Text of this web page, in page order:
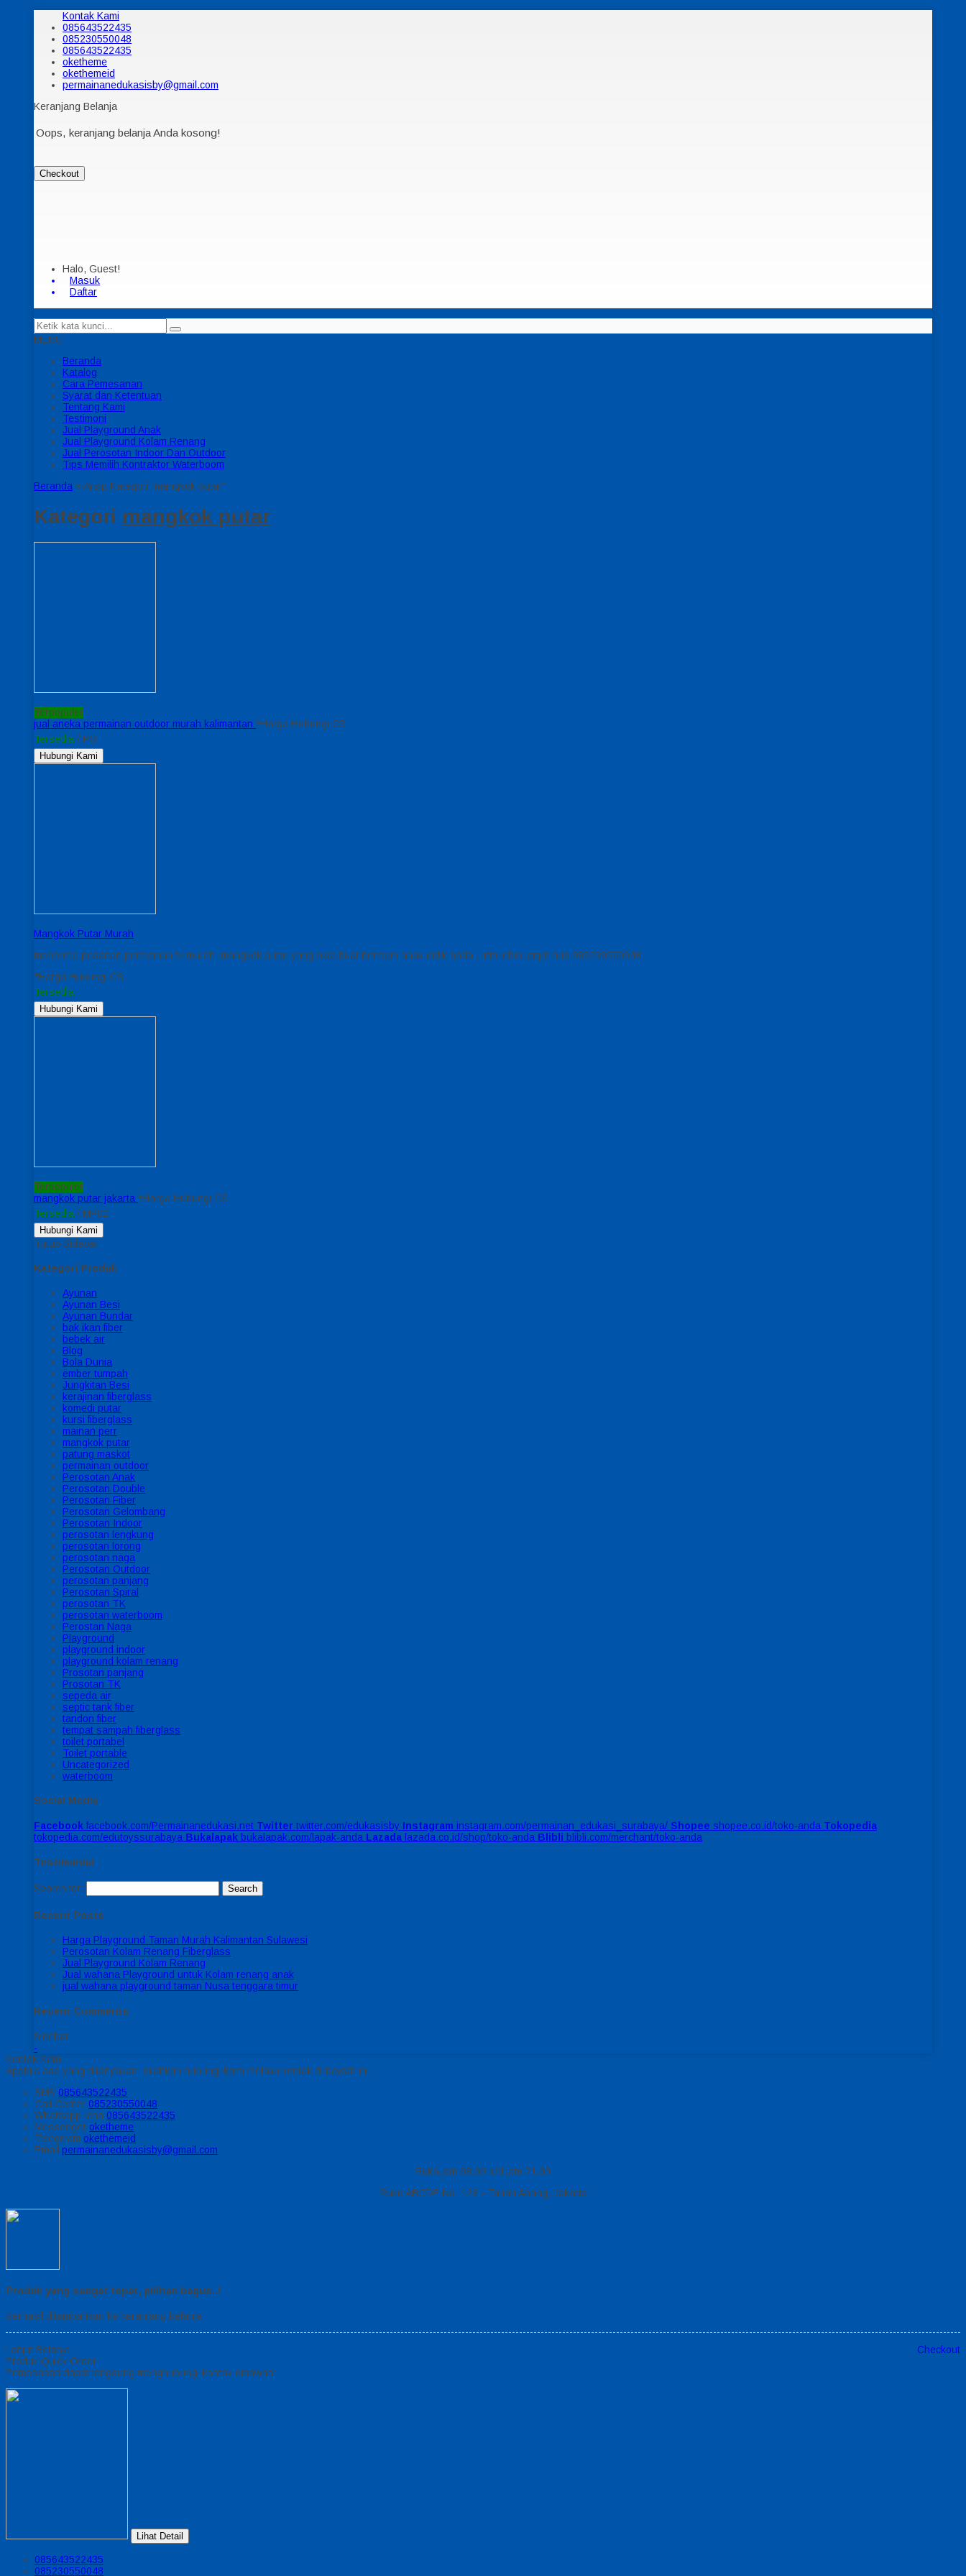
Kontak Kami
085643522435
085230550048
085643522435
oketheme
okethemeid
permainanedukasisby@gmail.com
Keranjang Belanja
Oops, keranjang belanja Anda kosong!
Checkout
Halo, Guest!
Masuk
Daftar
MENU
Beranda
Katalog
Cara Pemesanan
Syarat dan Ketentuan
Tentang Kami
Testimoni
Jual Playground Anak
Jual Playground Kolam Renang
Jual Perosotan Indoor Dan Outdoor
Tips Memilih Kontraktor Waterboom
Beranda »Arsip Kategori "mangkok putar"
Kategori mangkok putar
Terpopuler
jual aneka permainan outdoor murah kalimantan *Harga Hubungi CS
Tersedia / PO
Hubungi Kami
Mangkok Putar Murah
menerima pesanan permainan tk murah ,mangkok putar yang bisa buat bermain anak didik anda . info lebih lanjut hub 085230550048
*Harga Hubungi CS
Tersedia
Hubungi Kami
Terpopuler
mangkok putar jakarta *Harga Hubungi CS
Tersedia / MP02
Hubungi Kami
Tutup Sidebar
Kategori Produk
Ayunan
Ayunan Besi
Ayunan Bundar
bak ikan fiber
bebek air
Blog
Bola Dunia
ember tumpah
Jungkitan Besi
kerajinan fiberglass
komedi putar
kursi fiberglass
mainan perr
mangkok putar
patung maskot
permainan outdoor
Perosotan Anak
Perosotan Double
Perosotan Fiber
Perosotan Gelombang
Perosotan Indoor
perosotan lengkung
perosotan lorong
perosotan naga
Perosotan Outdoor
perosotan panjang
Perosotan Spiral
perosotan TK
perosotan waterboom
Perostan Naga
Playground
playground indoor
playground kolam renang
Prosotan panjang
Prosotan TK
sepeda air
septic tank fiber
tandon fiber
tempat sampah fiberglass
toilet portabel
Toilet portable
Uncategorized
waterboom
Social Media
Facebook facebook.com/Permainanedukasi.net Twitter twitter.com/edukasisby Instagram instagram.com/permainan_edukasi_surabaya/ Shopee shopee.co.id/toko-anda Tokopedia
tokopedia.com/edutoyssurabaya Bukalapak bukalapak.com/lapak-anda Lazada lazada.co.id/shop/toko-anda Blibli blibli.com/merchant/toko-anda
Testimonial
Search for:
Recent Posts
Harga Playground Taman Murah Kalimantan Sulawesi
Perosotan Kolam Renang Fiberglass
Jual Playground Kolam Renang
Jual wahana Playground untuk Kolam renang anak
jual wahana playground taman Nusa tenggara timur
Recent Comments
Sidebar
-
Kontak Kami
Apabila ada yang ditanyakan, silahkan hubungi kami melalui kontak di bawah ini.
SMS 085643522435
Call Center 085230550048
Whatsapp Icha 085643522435
Messenger oketheme
Telegrram okethemeid
Email permainanedukasisby@gmail.com
Buka jam 08.00 s/d jam 21.00
Ruko ABCDE No. 123 - Tanah Abang, Jakarta
Produk yang sangat tepat, pilihan bagus..!
Berhasil ditambahkan ke keranjang belanja
Lanjut Belanja
Checkout
Produk Quick Order
Pemesanan dapat langsung menghubungi kontak dibawah:
Lihat Detail
085643522435
085230550048